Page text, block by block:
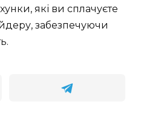
які ви сплачуєте
забезпечуючи